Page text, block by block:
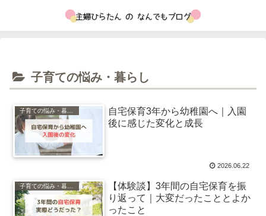
子育ての悩み・暮らし
子育ての悩み・暮らし
自宅保育3年から幼稚園へ｜入園
後に感じた変化と成長
2026.06.22
【体験談】3年間の自宅保育を振
り返って｜大変だったこととよか
ったこと